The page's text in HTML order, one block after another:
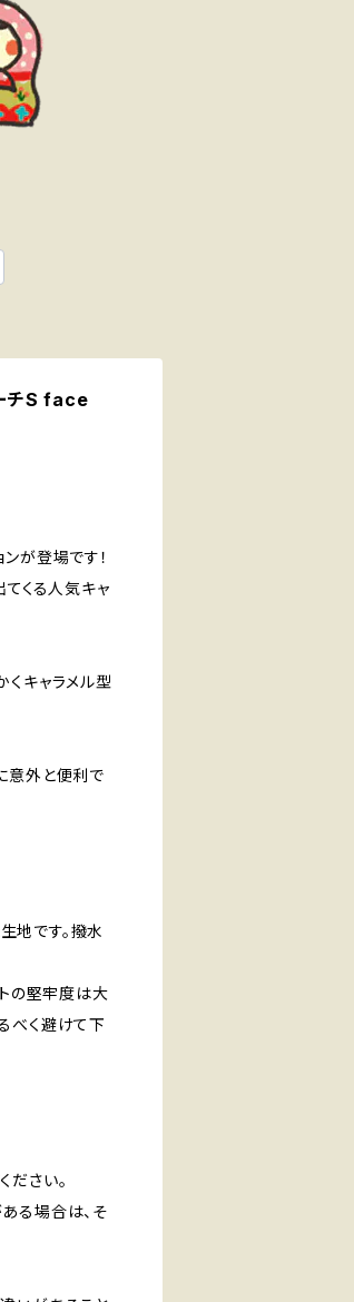
チS face
が登場です！
てくる人気キャ
くキャラメル型
意外と便利で
地です。撥水
の堅牢度は大
べく避けて下
ださい。
る場合は、そ